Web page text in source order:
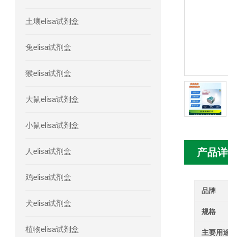
土壤elisa试剂盒
兔elisa试剂盒
猴elisa试剂盒
大鼠elisa试剂盒
小鼠elisa试剂盒
人elisa试剂盒
鸡elisa试剂盒
犬elisa试剂盒
植物elisa试剂盒
产品
品牌
规格
主要用